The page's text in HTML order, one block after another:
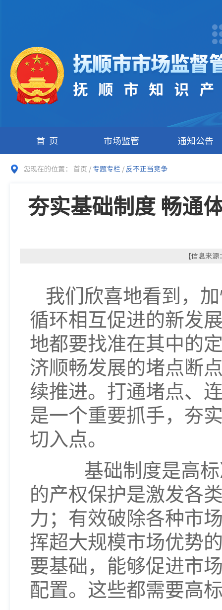
首页 市场监管 通知公告
您现在的位置： 首页 /专题专栏 / 反不正当竞争
夯实基础制度 畅
【信息来
我们欣喜地看到，
循环相互促进的新发
地都要找准在其中的
济顺畅发展的堵点断
续推进。打通堵点、
是一个重要抓手，夯
切入点。
基础制度是高标
的产权保护是激发各
力；有效破除各种市
挥超大规模市场优势
要基础，能够促进市
配置。这些都需要高